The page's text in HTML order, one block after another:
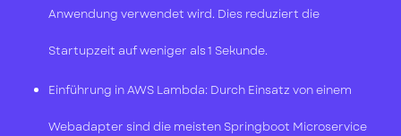
Anwendung verwendet wird. Dies reduziert die
Startupzeit auf weniger als 1 Sekunde.
Einführung in AWS Lambda: Durch Einsatz von einem
Webadapter sind die meisten Springboot Microservice